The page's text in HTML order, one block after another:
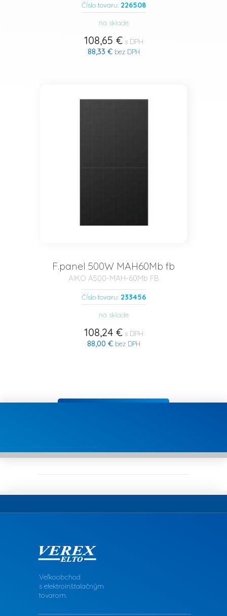
Číslo tovaru: 226508
na sklade
108,65 €s DPH
88,33 €bez DPH
F.panel 500W MAH60Mb fb
AIKO A500-MAH-60Mb FB
Číslo tovaru: 233456
na sklade
108,24 €s DPH
88,00 €bez DPH
Veľkoobchod
s elektroinštalačným
tovarom.